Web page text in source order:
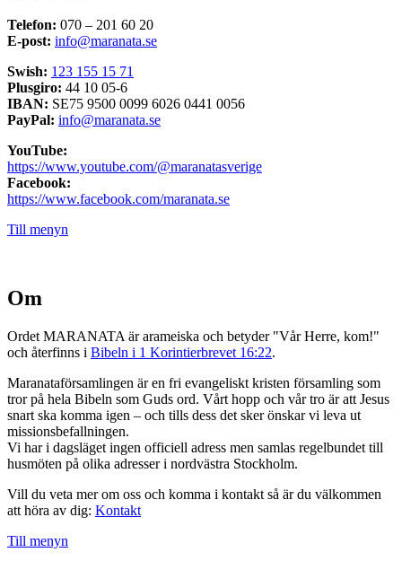
Telefon: 070 – 201 60 20
E-post: info@maranata.se
Swish: 123 155 15 71
Plusgiro: 44 10 05-6
IBAN: SE75 9500 0099 6026 0441 0056
PayPal: info@maranata.se
YouTube:
https://www.youtube.com/@maranatasverige
Facebook:
https://www.facebook.com/maranata.se
Till menyn
Om
Ordet MARANATA är arameiska och betyder "Vår Herre, kom!"
och återfinns i Bibeln i 1 Korintierbrevet 16:22.
Maranataförsamlingen är en fri evangeliskt kristen församling som
tror på hela Bibeln som Guds ord. Vårt hopp och vår tro är att Jesus
snart ska komma igen – och tills dess det sker önskar vi leva ut
missionsbefallningen.
Vi har i dagsläget ingen officiell adress men samlas regelbundet till
husmöten på olika adresser i nordvästra Stockholm.
Vill du veta mer om oss och komma i kontakt så är du välkommen
att höra av dig: Kontakt
Till menyn